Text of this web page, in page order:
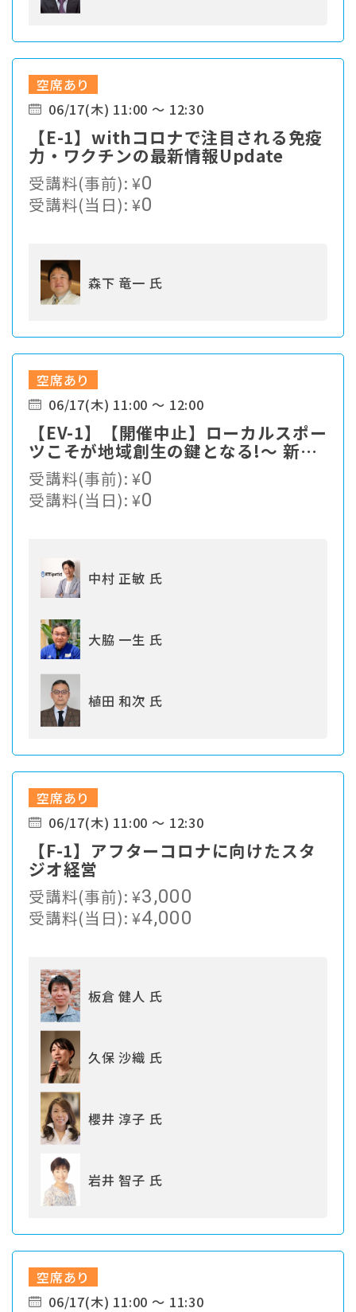
空席あり
06/17(木) 11:00 ～ 12:30
【E-1】withコロナで注目される免疫
力・ワクチンの最新情報Update
受講料(事前):¥0
受講料(当日):¥0
森下 竜一 氏
空席あり
06/17(木) 11:00 ～ 12:00
【EV-1】【開催中止】ローカルスポー
ツこそが地域創生の鍵となる!〜 新た
なスポーツソリューションの提案
受講料(事前):¥0
受講料(当日):¥0
中村 正敏 氏
大脇 一生 氏
植田 和次 氏
空席あり
06/17(木) 11:00 ～ 12:30
【F-1】アフターコロナに向けたスタ
ジオ経営
受講料(事前):¥3,000
受講料(当日):¥4,000
板倉 健人 氏
久保 沙織 氏
櫻井 淳子 氏
岩井 智子 氏
空席あり
06/17(木) 11:00 ～ 11:30